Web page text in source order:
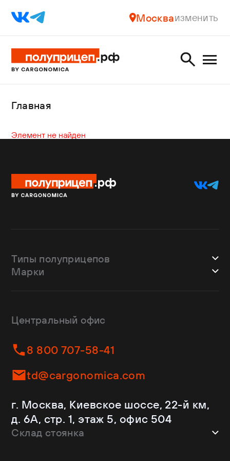
Москваизменить
Главная
Элемент не найден
Типы полуприцепов
Шторные
Изотермы
Контейнеровозы
Самосвалы
Ломовозы
С кониками
Рефрижераторы
Марки
Dongfeng
Helfimmer
JAC
Kassbohrer
Krone
Mercedes-Benz
Schmitz Cargobull
Shacman
Центральный офис
8 800 707-58-41
td@cargonomica.com
г. Москва, Киевское шоссе, 22-й км,
д. 6А, стр. 1, этаж 5, офис 504
Склад стоянка